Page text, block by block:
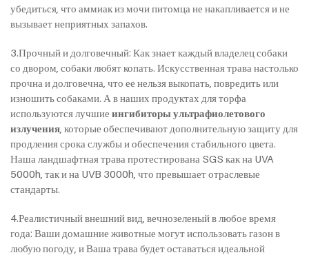
убедиться, что аммиак из мочи питомца не накапливается и не
вызывает неприятных запахов.
3.Прочный и долговечный: Как знает каждый владелец собаки
со двором, собаки любят копать. Искусственная трава настолько
прочна и долговечна, что ее нельзя выкопать, повредить или
изношить собаками. А в наших продуктах для торфа
используются лучшие ингибиторы ультрафиолетового
излучения , которые обеспечивают дополнительную защиту для
продления срока службы и обеспечения стабильного цвета.
Наша ландшафтная трава протестирована SGS как на UVA
5000h, так и на UVB 3000h, что превышает отраслевые
стандарты.
4.Реалистичный внешний вид, вечнозеленый в любое время
года: Ваши домашние животные могут использовать газон в
любую погоду, и Ваша трава будет оставаться идеальной